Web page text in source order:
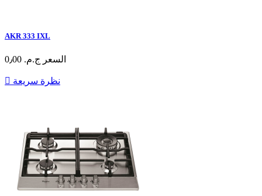
AKR 333 IXL
السعر ج.م.‏ 0٫00
 نظرة سريعة